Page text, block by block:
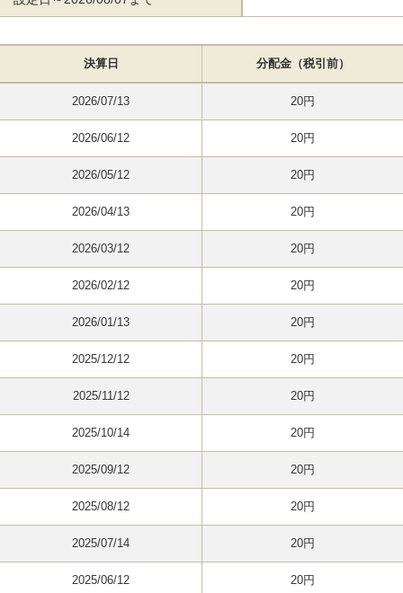
決算日 分配金（税引前）
2026/07/13 20円
2026/06/12 20円
2026/05/12 20円
2026/04/13 20円
2026/03/12 20円
2026/02/12 20円
2026/01/13 20円
2025/12/12 20円
2025/11/12 20円
2025/10/14 20円
2025/09/12 20円
2025/08/12 20円
2025/07/14 20円
2025/06/12 20円